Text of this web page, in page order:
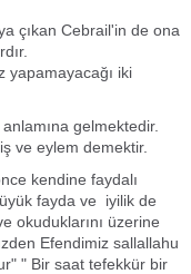
çıkan Cebrail'in de ona
yapamayacağı iki
gelmektedir.
ve eylem demektir.
kendine faydalı
fayda ve iyilik de
okuduklarını üzerine
Efendimiz sallallahu
" Bir saat tefekkür bir